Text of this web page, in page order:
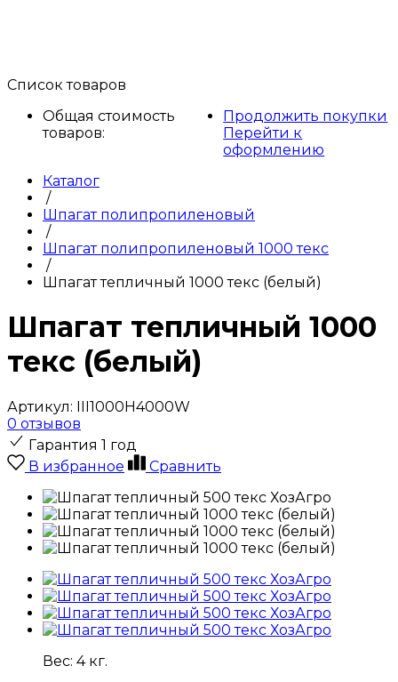
Список товаров
Общая стоимость
товаров:
Продолжить покупки
Перейти к
оформлению
Каталог
/
Шпагат полипропиленовый
/
Шпагат полипропиленовый 1000 текс
/
Шпагат тепличный 1000 текс (белый)
Шпагат тепличный 1000
текс (белый)
Артикул: III1000H4000W
0 отзывов
Гарантия 1 год
В избранное
Сравнить
Вес: 4 кг.